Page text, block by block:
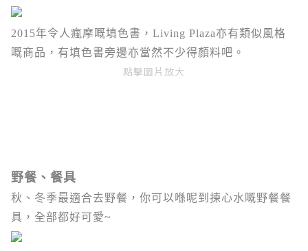
2015年令人瘋摩嘅填色書，Living Plaza亦有類似風格
嘅商品，有填色書旁邊亦當然不少得顏料吧。
點擊圖片放大
野餐、餐具
秋、冬季最適合去野餐，你可以喺呢到揀心水嘅野餐餐
具，全部都好可愛~